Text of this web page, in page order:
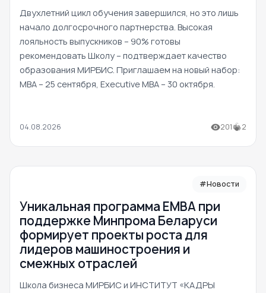
Двухлетний цикл обучения завершился, но это лишь
начало долгосрочного партнерства. Высокая
лояльность выпускников – 90% готовы
рекомендовать Школу – подтверждает качество
образования МИРБИС. Приглашаем на новый набор:
MBA – 25 сентября, Executive MBA – 30 октября.
04.08.2026 201 2
#Новости
Уникальная программа ЕМВА при
поддержке Минпрома Беларуси
формирует проекты роста для
лидеров машиностроения и
смежных отраслей
Школа бизнеса МИРБИС и ИНСТИТУТ «КАДРЫ